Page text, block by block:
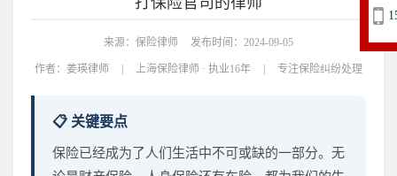
来源：保险律师 发布时间：2024-09-05
作者： 姜瑛律师 | 上海保险律师 · 执业16年 | 专注保险纠纷处理
📋 关键要点
保险已经成为了人们生活中不可或缺的一部分。无